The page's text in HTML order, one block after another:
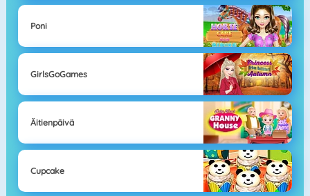
Poni
GirlsGoGames
Äitienpäivä
Cupcake